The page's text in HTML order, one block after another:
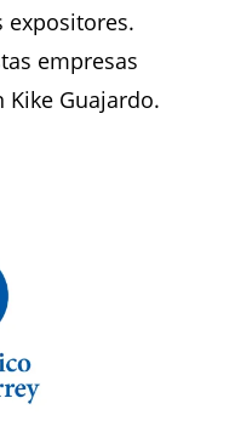
expositores.
empresas
Guajardo.